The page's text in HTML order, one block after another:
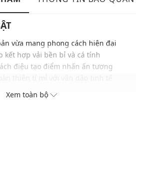
vừa mang phong cách hiện đại
kết hợp vải bền bỉ và cá tính
điệu tạo điểm nhấn ấn tượng
phù hợp với nhiều số đo cơ thể
quần tây, quần jeans hoặc kaki
Xem toàn bộ